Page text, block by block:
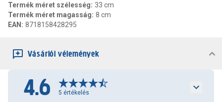
Termék méret szélesség: 33 cm
Termék méret magasság: 8 cm
EAN : 8718158428295
Vásárlói vélemények
4.6 5 értékelés